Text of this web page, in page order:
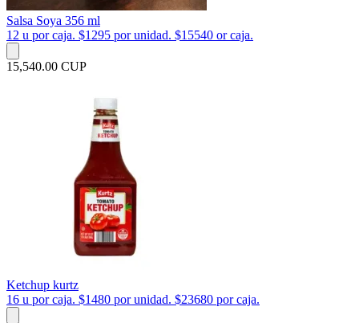
Salsa Soya 356 ml
12 u por caja. $1295 por unidad. $15540 or caja.
15,540.00 CUP
Ketchup kurtz
16 u por caja. $1480 por unidad. $23680 por caja.